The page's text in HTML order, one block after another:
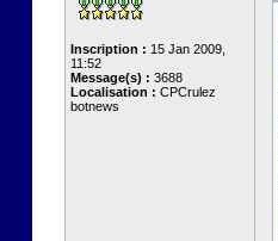
Inscription : 15 Jan 2009,
11:52
Message(s) : 3688
Localisation : CPCrulez
botnews